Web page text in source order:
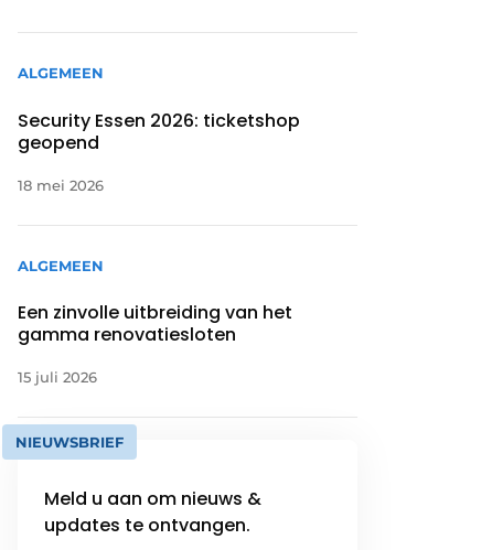
ALGEMEEN
Security Essen 2026: ticketshop
geopend
18 mei 2026
ALGEMEEN
Een zinvolle uitbreiding van het
gamma renovatiesloten
15 juli 2026
NIEUWSBRIEF
Meld u aan om nieuws &
updates te ontvangen.